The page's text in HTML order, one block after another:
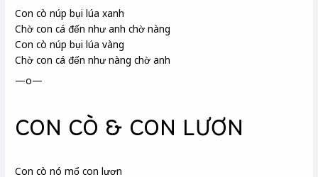
Con cò núp bụi lúa xanh
Chờ con cá đến như anh chờ nàng
Con cò núp bụi lúa vàng
Chờ con cá đến như nàng chờ anh
—o—
CON CÒ & CON LƯƠN
Con cò nó mổ con lươn